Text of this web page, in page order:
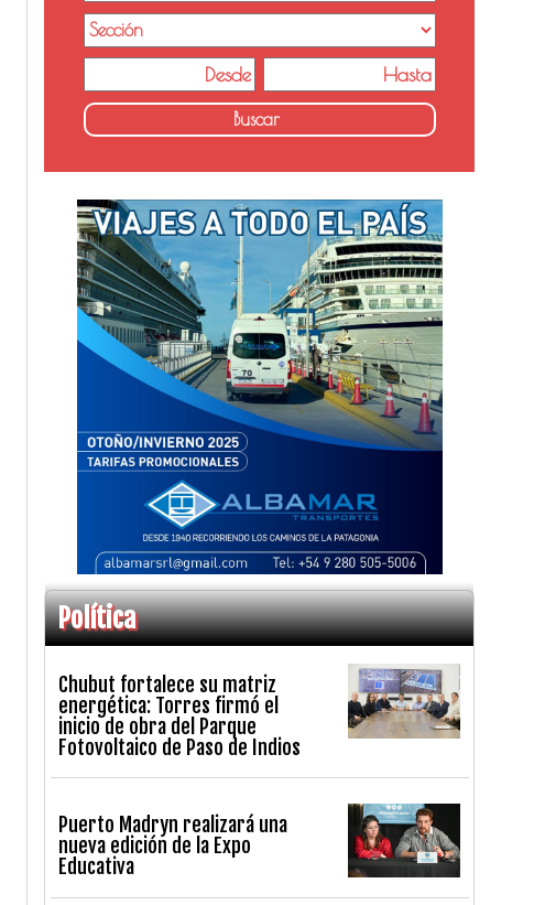
Política
Chubut fortalece su matriz
energética: Torres firmó el
inicio de obra del Parque
Fotovoltaico de Paso de Indios
Puerto Madryn realizará una
nueva edición de la Expo
Educativa